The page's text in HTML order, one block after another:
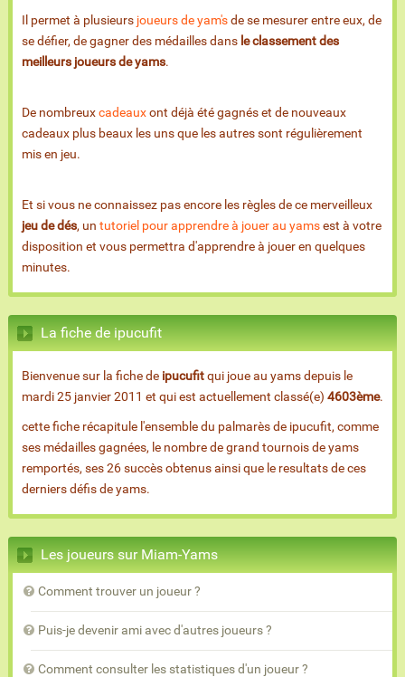
Il permet à plusieurs joueurs de yam'sde se mesurer entre eux, de
se défier, de gagner des médailles dans le classement des
meilleurs joueurs de yams.
De nombreuxcadeauxont déjà été gagnés et de nouveaux
cadeaux plus beaux les uns que les autres sont régulièrement
mis en jeu.
Et si vous ne connaissez pas encore les règles de ce merveilleux
jeu de dés, un tutoriel pour apprendre à jouer au yamsest à votre
disposition et vous permettra d'apprendre à jouer en quelques
minutes.
La fiche de ipucufit
Bienvenue sur la fiche de ipucufitqui joue au yams depuis le
mardi 25 janvier 2011 et qui est actuellement classé(e) 4603ème.
cette fiche récapitule l'ensemble du palmarès de ipucufit, comme
ses médailles gagnées, le nombre de grand tournois de yams
remportés, ses 26 succès obtenus ainsi que le resultats de ces
derniers défis de yams.
Les joueurs sur Miam-Yams
Comment trouver un joueur ?
Puis-je devenir ami avec d'autres joueurs ?
Comment consulter les statistiques d'un joueur ?